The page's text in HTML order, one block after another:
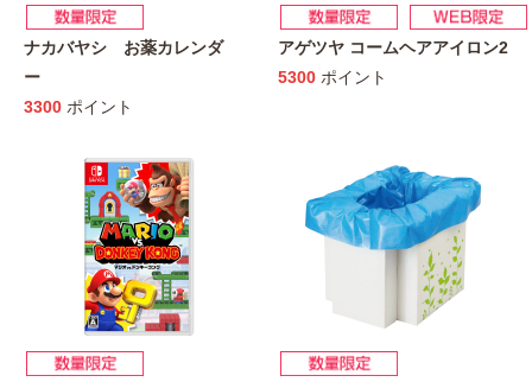
ナカバヤシ お薬カレンダ
ー
3300 ポイント
アゲツヤ コームヘアアイロン2
5300 ポイント